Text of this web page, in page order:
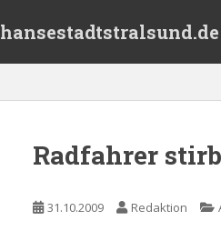
hansestadtstralsund.de
Radfahrer
31.10.2009 Redaktion